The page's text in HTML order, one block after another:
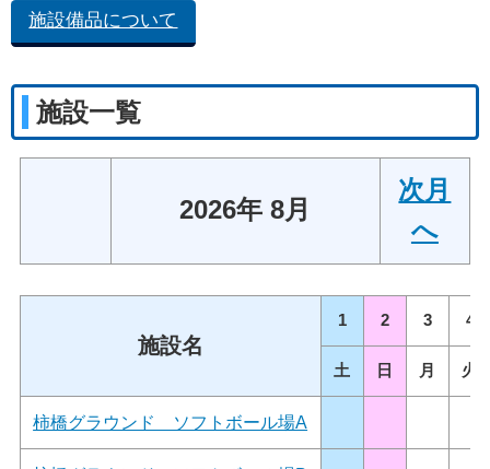
施設備品について
施設一覧
2026年 8月
次月
へ
施設名
1 2 3 4
土 日 月 火
柿橋グラウンド ソフトボール場A